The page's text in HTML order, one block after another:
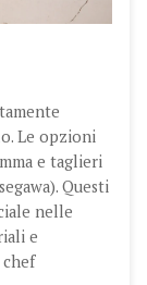
Le opzioni
e taglieri
Questi
nelle
e
chef